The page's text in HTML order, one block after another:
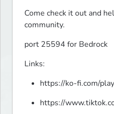
Come check it out and
community.
port 25594 for Bedrock
Links:
https://ko-fi.com/
https://